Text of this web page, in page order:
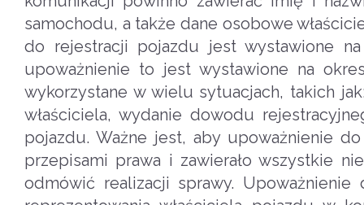
samochodu, a także dane osobowe
do rejestracji pojazdu jest wystawione
upoważnienie to jest wystawione na
wykorzystane w wielu sytuacjach, takich
właściciela, wydanie dowodu
pojazdu. Ważne jest, aby upoważnienie
przepisami prawa i zawierało wszystkie
odmówić realizacji sprawy.